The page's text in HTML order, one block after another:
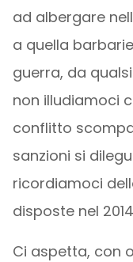
ad albergare
a quella
guerra, da
non illudiamoci
conflitto
sanzioni si
ricordiamoci
disposte nel
Ci aspetta, con